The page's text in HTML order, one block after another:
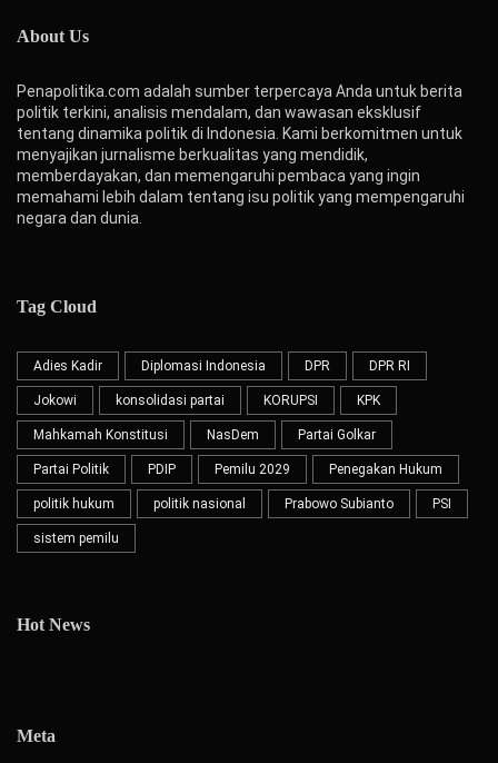
About Us
Penapolitika.com adalah sumber terpercaya Anda untuk berita
politik terkini, analisis mendalam, dan wawasan eksklusif
tentang dinamika politik di Indonesia. Kami berkomitmen untuk
menyajikan jurnalisme berkualitas yang mendidik,
memberdayakan, dan memengaruhi pembaca yang ingin
memahami lebih dalam tentang isu politik yang mempengaruhi
negara dan dunia.
Tag Cloud
Adies Kadir Diplomasi Indonesia DPR DPR RI
Jokowi konsolidasi partai KORUPSI KPK
Mahkamah Konstitusi NasDem Partai Golkar
Partai Politik PDIP Pemilu 2029 Penegakan Hukum
politik hukum politik nasional Prabowo Subianto PSI
sistem pemilu
Hot News
Meta